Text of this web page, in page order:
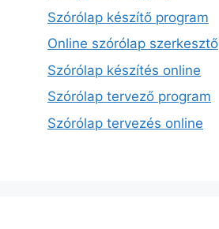
Szórólap készítő program
Online szórólap szerkesztő
Szórólap készítés online
Szórólap tervező program
Szórólap tervezés online